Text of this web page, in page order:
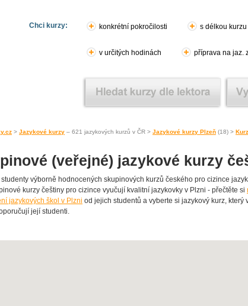
Chci kurzy: konkrétní pokročilosti s délkou kurzu
v určitých hodinách příprava na jaz.
> Jazykové kurzy – 621 jazykových kurzů v ČR > Jazykové kurzy Plzeň (18) >
(veřejné) jazykové kurzy
výborně hodnocených skupinových kurzů českého pro cizince
kurzy češtiny pro cizince vyučují kvalitní jazykovky v Plzni - přečtěte si
jazykových škol v Plzni od jejich studentů a vyberte si jazykový kurz, který
její studenti.